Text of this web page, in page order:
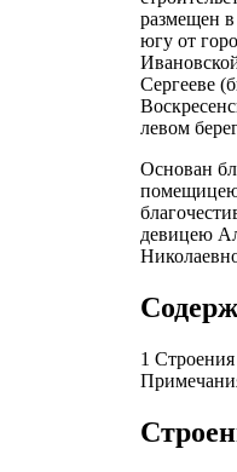
размещен
югу от
Сергееве
левом
Основан
помещицею
девицею
1